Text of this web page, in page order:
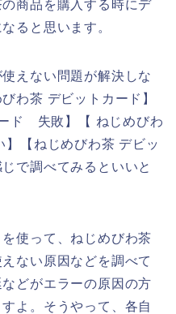
商品を購入する時にデ
ると思います。
えない問題が解決しな
わ茶 デビットカード】
ド 失敗】【 ねじめびわ
【ねじめびわ茶 デビッ
で調べてみるといいと
使って、ねじめびわ茶
ない原因などを調べて
どがエラーの原因の方
よ。そうやって、各自